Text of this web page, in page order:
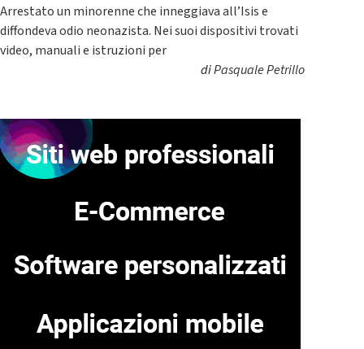
Arrestato un minorenne che inneggiava all’Isis e
diffondeva odio neonazista. Nei suoi dispositivi trovati
video, manuali e istruzioni per
diPasquale Petrillo